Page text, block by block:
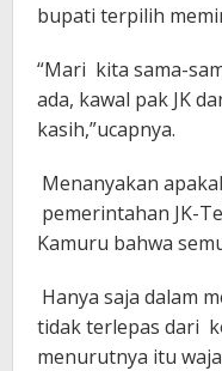
bupati terpilih
“Mari kita sama-
ada, kawal pak JK
kasih,”ucapnya.
Menanyakan
pemerintahan JK-
Kamuru bahwa
Hanya saja dalam
tidak terlepas dari
menurutnya itu